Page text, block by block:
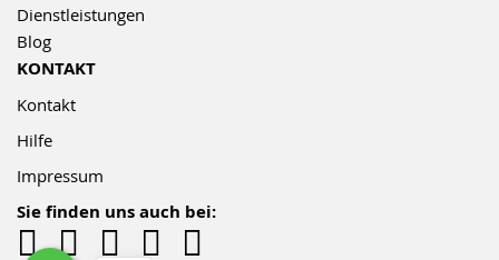
Dienstleistungen
Blog
KONTAKT
Kontakt
Hilfe
Impressum
Sie finden uns auch bei: